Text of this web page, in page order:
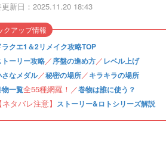
新日：2025.11.20 18:43
ラクエ1＆2リメイク攻略TOP
トーリー攻略／序盤の進め方／レベル上げ
さなメダル／秘密の場所／キラキラの場所
物一覧全55種網羅！／巻物は誰に使う？
タバレ注意】 ストーリー&ロトシリーズ解説
クアップ情報